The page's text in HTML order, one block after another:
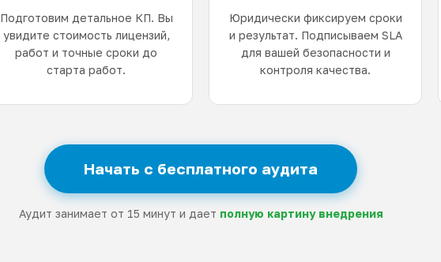
Подготовим детальное КП. Вы
увидите стоимость лицензий,
работ и точные сроки до
старта работ.
Юридически фиксируем сроки
и результат. Подписываем SLA
для вашей безопасности и
контроля качества.
Начать с бесплатного аудита
Аудит занимает от 15 минут и дает полную картину внедрения